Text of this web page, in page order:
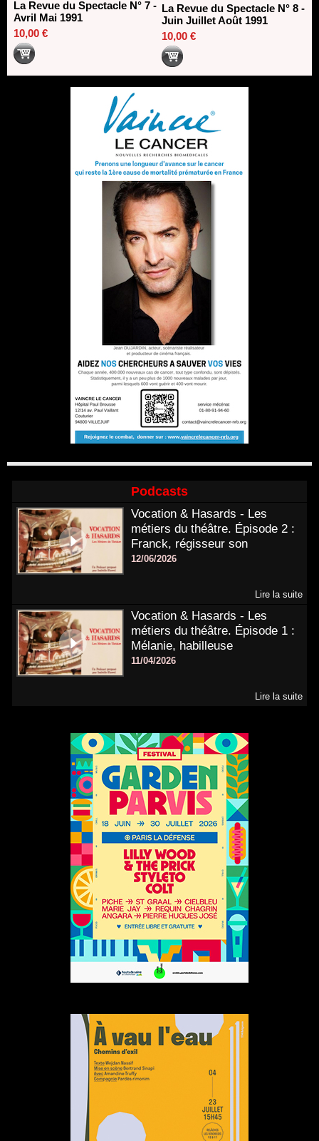
La Revue du Spectacle N° 7 -
Avril Mai 1991
10,00 €
La Revue du Spectacle N° 8 -
Juin Juillet Août 1991
10,00 €
Podcasts
Vocation & Hasards - Les
métiers du théâtre. Épisode 2 :
Franck, régisseur son
12/06/2026
Lire la suite
Vocation & Hasards - Les
métiers du théâtre. Épisode 1 :
Mélanie, habilleuse
11/04/2026
Lire la suite